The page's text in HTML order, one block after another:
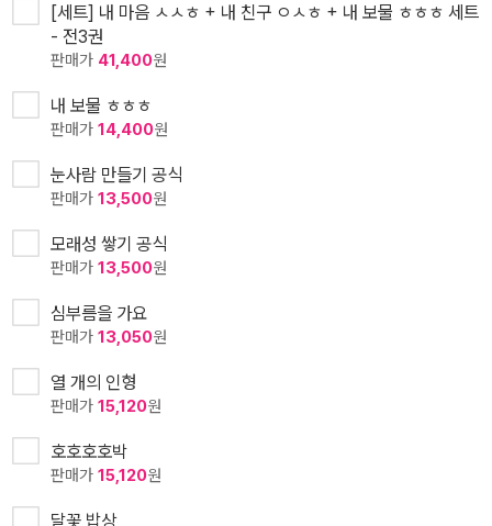
[세트] 내 마음 ㅅㅅㅎ + 내 친구 ㅇㅅㅎ + 내 보물 ㅎㅎㅎ 세트
- 전3권
판매가 41,400원
내 보물 ㅎㅎㅎ
판매가 14,400원
눈사람 만들기 공식
판매가 13,500원
모래성 쌓기 공식
판매가 13,500원
심부름을 가요
판매가 13,050원
열 개의 인형
판매가 15,120원
호호호호박
판매가 15,120원
달꽃 밥상